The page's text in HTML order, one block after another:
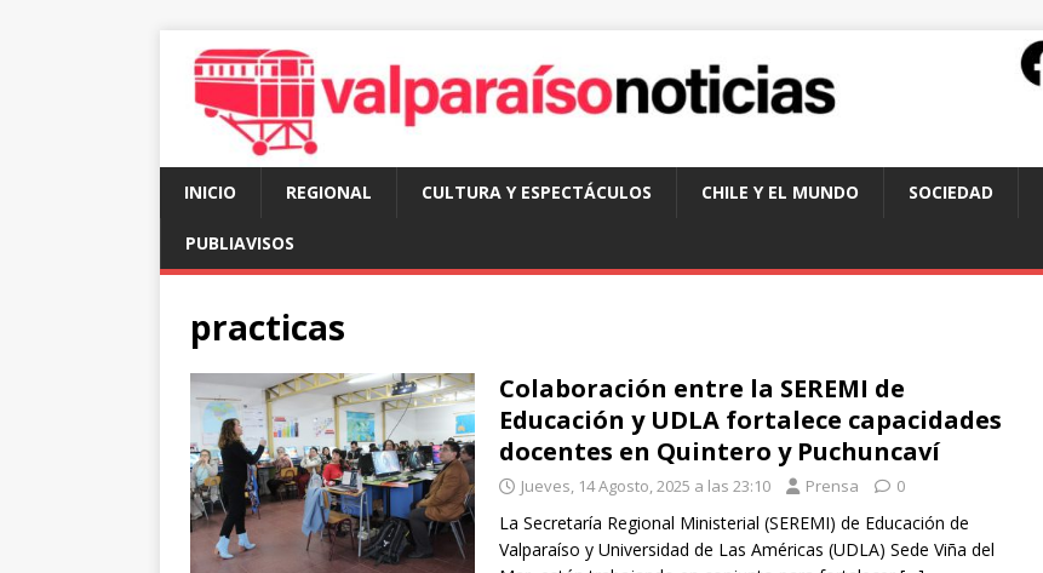
INICIO REGIONAL CULTURA Y ESPECTÁCULOS CHILE Y EL MUNDO SOCIEDAD
PUBLIAVISOS
practicas
Colaboración entre la SEREMI de
Educación y UDLA fortalece capacidades
docentes en Quintero y Puchuncaví
Jueves, 14 Agosto, 2025 a las 23:10 Prensa 0
La Secretaría Regional Ministerial (SEREMI) de Educación de
Valparaíso y Universidad de Las Américas (UDLA) Sede Viña del